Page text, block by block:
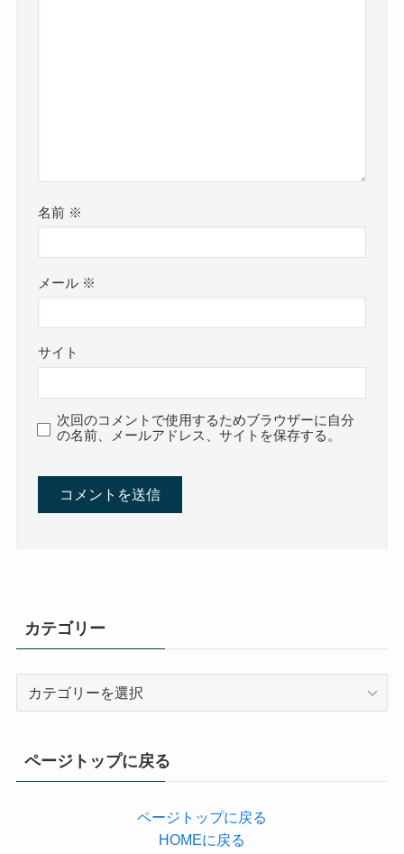
名前 ※
メール ※
サイト
次回のコメントで使用するためブラウザーに自分
の名前、メールアドレス、サイトを保存する。
カテゴリー
ページトップに戻る
ページトップに戻る
HOMEに戻る